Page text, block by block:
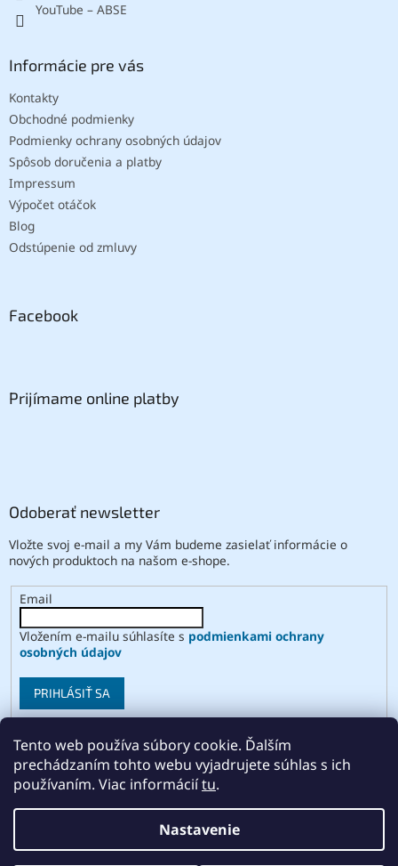
Tento web používa súbory cookie. Ďalším
prechádzaním tohto webu vyjadrujete súhlas s ich
používaním. Viac informáciítu.
Nastavenie
YouTube – ABSE
Informácie pre vás
Kontakty
Obchodné podmienky
Podmienky ochrany osobných údajov
Spôsob doručenia a platby
Impressum
Výpočet otáčok
Blog
Odstúpenie od zmluvy
Facebook
Prijímame online platby
Odoberať newsletter
Vložte svoj e-mail a my Vám budeme zasielať informácie o
nových produktoch na našom e-shope.
Email
Vložením e-mailu súhlasíte s podmienkami ochrany
osobných údajov
PRIHLÁSIŤ SA
Vytvoril Shoptet
ABSE. Všetky práva vyhradené.